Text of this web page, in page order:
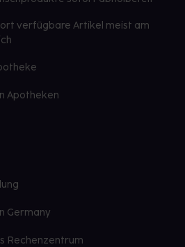
verfügbare Artikel meist am
Apotheken
Germany
Rechenzentrum